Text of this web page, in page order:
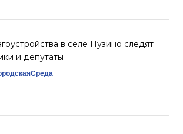
в селе Пузино следят
и депутаты